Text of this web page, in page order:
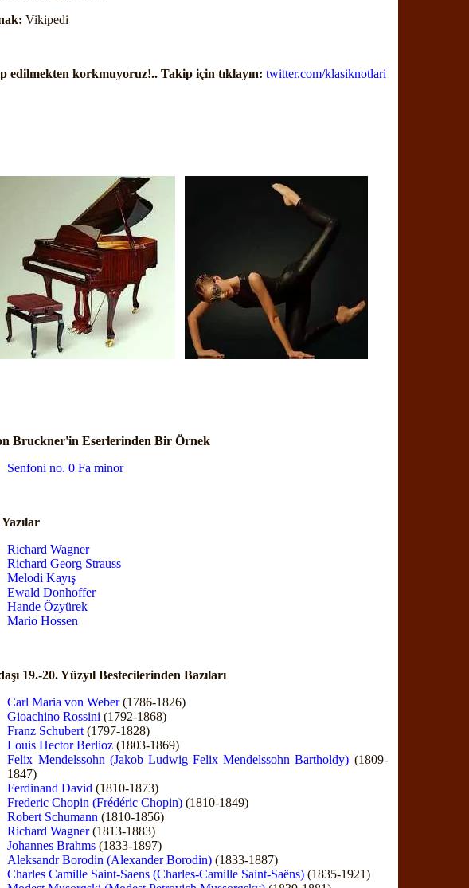
Vikipedi
edilmekten korkmuyoruz!.. Takip için tıklayın: twitter.com/klasiknotlari
Bruckner'in Eserlerinden Bir Örnek
Senfoni no. 0 Fa minor
Richard Wagner
Richard Georg Strauss
Melodi Kayış
Ewald Donhoffer
Hande Özyürek
Mario Hossen
19.-20. Yüzyıl Bestecilerinden Bazıları
Carl Maria von Weber(1786-1826)
Gioachino Rossini (1792-1868)
Franz Schubert (1797-1828)
Louis Hector Berlioz (1803-1869)
Felix Mendelssohn (Jakob Ludwig Felix Mendelssohn Bartholdy) (1809-
1847)
Ferdinand David (1810-1873)
Frederic Chopin (Frédéric Chopin) (1810-1849)
Robert Schumann (1810-1856)
Richard Wagner(1813-1883)
Johannes Brahms (1833-1897)
Aleksandr Borodin (Alexander Borodin) (1833-1887)
Charles Camille Saint-Saens (Charles-Camille Saint-Saëns) (1835-1921)